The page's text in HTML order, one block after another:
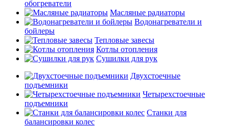
обогреватели
Масляные радиаторы
Водонагреватели и
бойлеры
Тепловые завесы
Котлы отопления
Сушилки для рук
Двухстоечные
подъемники
Четырехстоечные
подъемники
Станки для
балансировки колес